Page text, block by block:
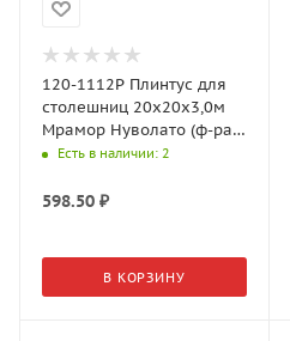
120-1112Р Плинтус для
столешниц 20х20х3,0м
Мрамор Нуволато (ф-ра
120-1511)
Есть в наличии: 2
598.50 ₽
В КОРЗИНУ